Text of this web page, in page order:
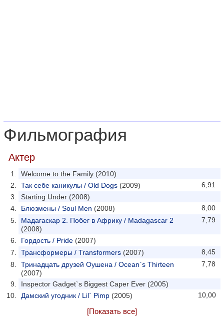
Фильмография
Актер
Welcome to the Family (2010)
6,91
Так себе каникулы / Old Dogs (2009)
Starting Under (2008)
8,00
Блюзмены / Soul Men (2008)
7,79
Мадагаскар 2. Побег в Африку / Madagascar 2
(2008)
Гордость / Pride (2007)
8,45
Трансформеры / Transformers (2007)
7,78
Тринадцать друзей Оушена / Ocean`s Thirteen
(2007)
Inspector Gadget`s Biggest Caper Ever (2005)
10,00
Дамский угодник / Lil` Pimp (2005)
[Показать все]